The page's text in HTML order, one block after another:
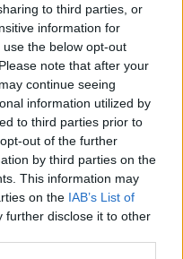
to third parties, or
information for
the below opt-out
note that after your
continue seeing
information utilized by
to third parties prior to
out of the further
by third parties on the
This information may
on the IAB’s List of
further disclose it to other
(61)
(21)